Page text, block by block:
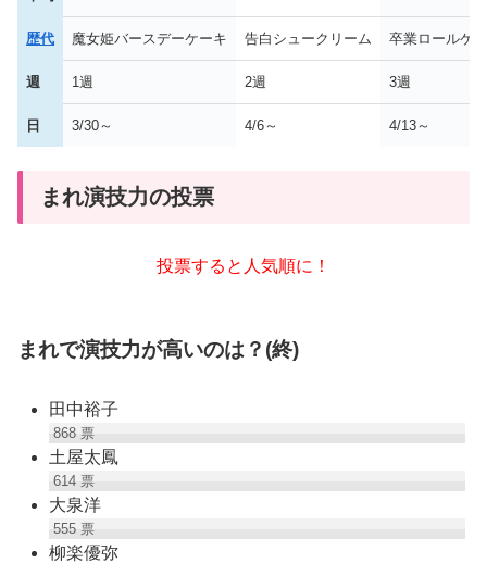
歴代
週
日
魔女姫バースデーケーキ
1週
3/30～
告白シュークリーム
2週
4/6～
卒業ロールケ
3週
4/13～
まれ演技力の投票
投票すると人気順に！
まれで演技力が高いのは？(終)
田中裕子
868票
土屋太鳳
614票
大泉洋
555票
柳楽優弥